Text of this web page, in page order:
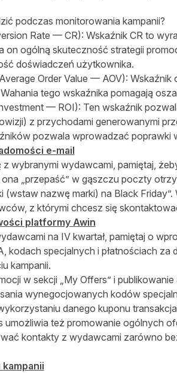
podczas monitorowania kampanii?
Rate — CR): Wskaźnik CR to
on ogólną skuteczność strategii
doświadczeń użytkownika.
Order Value — AOV): Wskaźnik
tego wskaźnika pomagają
— ROI): Ten wskaźnik
z przychodami generowanymi
pozwala wprowadzać poprawki
e-mail
wybranymi wydawcami, pamiętaj,
„przepaść” w gąszczu poczty
(wstaw nazwę marki) na Black
z którymi chcesz się
platformy Awin
na IV kwartał, pamiętaj o
kodach specjalnych i płatnościach za
kampanii.
w sekcji „My Offers” i
wynegocjowanych kodów
danego kuponu
umożliwia też promowanie ogólnych
kontakty z wydawcami zarówno